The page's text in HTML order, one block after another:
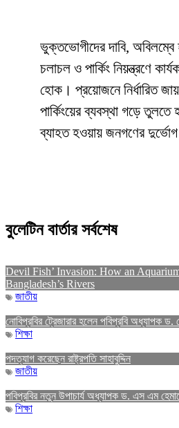
ভুক্তভোগীদের দাবি, অবিলম্বে
চলাচল ও পার্কিং নিয়ন্ত্রণে
হোক। প্রয়োজনে নির্ধারিত
পার্কিংয়ের ব্যবস্থা গড়ে
ব্যাহত হওয়ায় জনগণের
বুলেটিন বার্তার সর্বশেষ
Devil Fish’ Invasion: How an
Bangladesh’s Rivers
জাতীয়
নোবিপ্রবির ট্রেজারার হলেন পবিপ্রবি অধ্যাপক ড.
শিক্ষা
পদত্যাগ করেছেন রাষ্ট্রপতি সাহাবুদ্দিন
জাতীয়
পবিপ্রবির নতুন উপাচার্য অধ্যাপক ড. এস এম
শিক্ষা